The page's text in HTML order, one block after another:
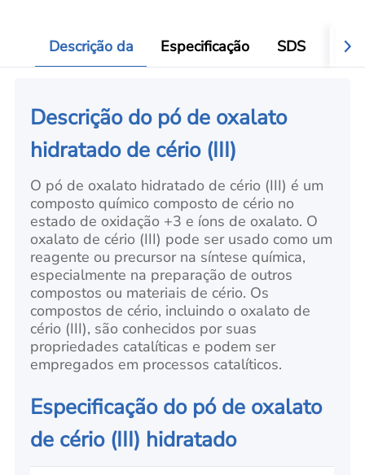
Descrição da Especificação SDS
Descrição do pó de oxalato
hidratado de cério (III)
O pó de oxalato hidratado de cério (III) é um
composto químico composto de cério no
estado de oxidação +3 e íons de oxalato. O
oxalato de cério (III) pode ser usado como um
reagente ou precursor na síntese química,
especialmente na preparação de outros
compostos ou materiais de cério. Os
compostos de cério, incluindo o oxalato de
cério (III), são conhecidos por suas
propriedades catalíticas e podem ser
empregados em processos catalíticos.
Especificação do pó de oxalato
de cério (III) hidratado